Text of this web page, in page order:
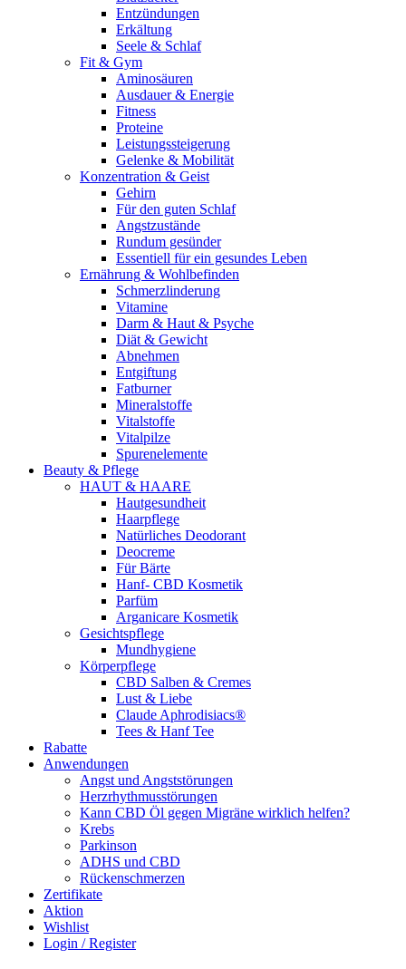
Entzündungen
Erkältung
Seele & Schlaf
Fit & Gym
Aminosäuren
Ausdauer & Energie
Fitness
Proteine
Leistungssteigerung
Gelenke & Mobilität
Konzentration & Geist
Gehirn
Für den guten Schlaf
Angstzustände
Rundum gesünder
Essentiell für ein gesundes Leben
Ernährung & Wohlbefinden
Schmerzlinderung
Vitamine
Darm & Haut & Psyche
Diät & Gewicht
Abnehmen
Entgiftung
Fatburner
Mineralstoffe
Vitalstoffe
Vitalpilze
Spurenelemente
Beauty & Pflege
HAUT & HAARE
Hautgesundheit
Haarpflege
Natürliches Deodorant
Deocreme
Für Bärte
Hanf- CBD Kosmetik
Parfüm
Arganicare Kosmetik
Gesichtspflege
Mundhygiene
Körperpflege
CBD Salben & Cremes
Lust & Liebe
Claude Aphrodisiacs®
Tees & Hanf Tee
Rabatte
Anwendungen
Angst und Angststörungen
Herzrhythmusstörungen
Kann CBD Öl gegen Migräne wirklich helfen?
Krebs
Parkinson
ADHS und CBD
Rückenschmerzen
Zertifikate
Aktion
Wishlist
Login / Register